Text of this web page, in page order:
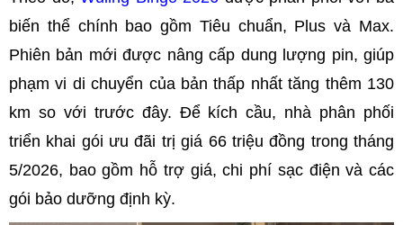
biến thể chính bao gồm Tiêu chuẩn, Plus và Max.
Phiên bản mới được nâng cấp dung lượng pin, giúp
phạm vi di chuyển của bản thấp nhất tăng thêm 130
km so với trước đây. Để kích cầu, nhà phân phối
triển khai gói ưu đãi trị giá 66 triệu đồng trong tháng
5/2026, bao gồm hỗ trợ giá, chi phí sạc điện và các
gói bảo dưỡng định kỳ.